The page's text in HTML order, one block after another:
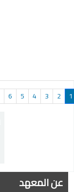
2
4
عن المعهد